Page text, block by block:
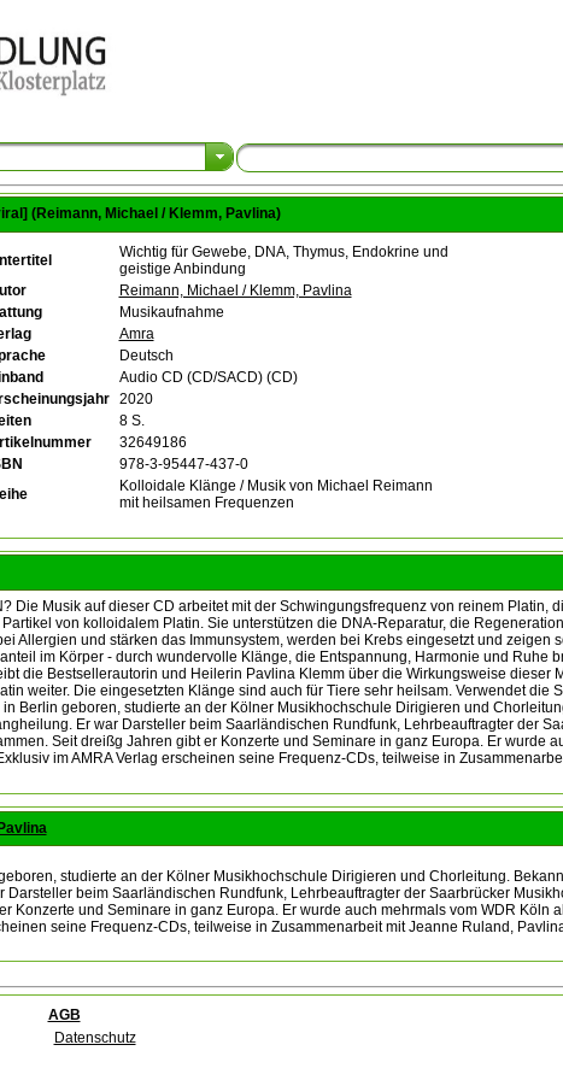
(Reimann, Michael / Klemm, Pavlina)
Wichtig für Gewebe, DNA, Thymus, Endokrine und
geistige Anbindung
Reimann, Michael / Klemm, Pavlina
Musikaufnahme
Amra
Deutsch
Audio CD (CD/SACD) (CD)
2020
8 S.
32649186
978-3-95447-437-0
Kolloidale Klänge / Musik von Michael Reimann
mit heilsamen Frequenzen
Die Musik auf dieser CD arbeitet mit der Schwingungsfrequenz von reinem
von kolloidalem Platin. Sie unterstützen die DNA-Reparatur, die
Allergien und stärken das Immunsystem, werden bei Krebs eingesetzt und
im Körper - durch wundervolle Klänge, die Entspannung, Harmonie und Ruhe
die Bestsellerautorin und Heilerin Pavlina Klemm über die Wirkungsweise
weiter. Die eingesetzten Klänge sind auch für Tiere sehr heilsam. Verwendet
Berlin geboren, studierte an der Kölner Musikhochschule Dirigieren und
Er war Darsteller beim Saarländischen Rundfunk, Lehrbeauftragter der
Seit dreißg Jahren gibt er Konzerte und Seminare in ganz Europa. Er wurde
im AMRA Verlag erscheinen seine Frequenz-CDs, teilweise in
studierte an der Kölner Musikhochschule Dirigieren und Chorleitung.
Darsteller beim Saarländischen Rundfunk, Lehrbeauftragter der Saarbrücker
Konzerte und Seminare in ganz Europa. Er wurde auch mehrmals vom WDR
seine Frequenz-CDs, teilweise in Zusammenarbeit mit Jeanne Ruland,
AGB
Datenschutz